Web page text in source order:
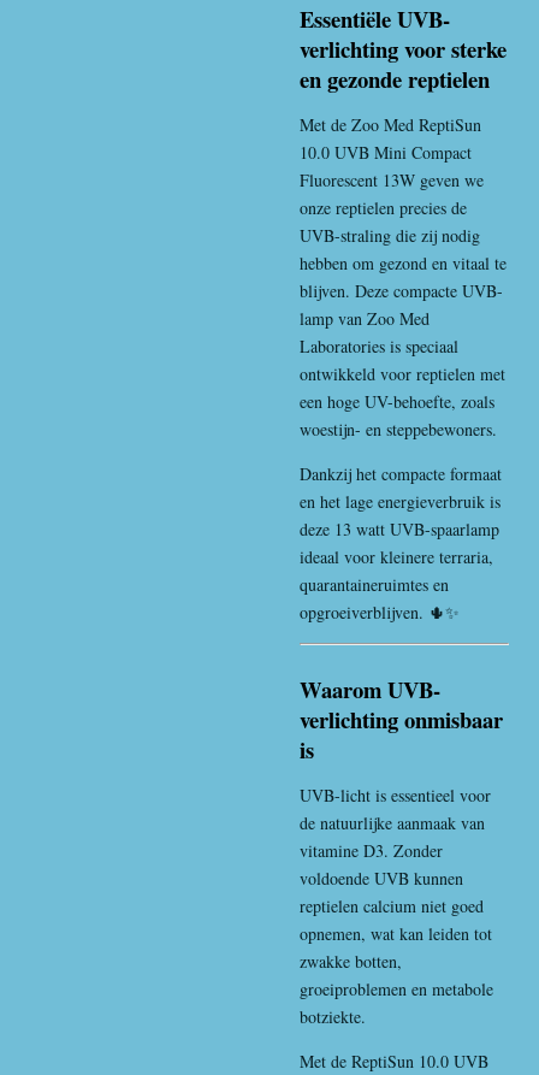
Essentiële UVB-
verlichting voor sterke
en gezonde reptielen
Met de Zoo Med ReptiSun
10.0 UVB Mini Compact
Fluorescent 13W geven we
onze reptielen precies de
UVB-straling die zij nodig
hebben om gezond en vitaal te
blijven. Deze compacte UVB-
lamp van Zoo Med
Laboratories is speciaal
ontwikkeld voor reptielen met
een hoge UV-behoefte, zoals
woestijn- en steppebewoners.
Dankzij het compacte formaat
en het lage energieverbruik is
deze 13 watt UVB-spaarlamp
ideaal voor kleinere terraria,
quarantaineruimtes en
opgroeiverblijven. 🌵✨
Waarom UVB-
verlichting onmisbaar
is
UVB-licht is essentieel voor
de natuurlijke aanmaak van
vitamine D3. Zonder
voldoende UVB kunnen
reptielen calcium niet goed
opnemen, wat kan leiden tot
zwakke botten,
groeiproblemen en metabole
botziekte.
Met de ReptiSun 10.0 UVB